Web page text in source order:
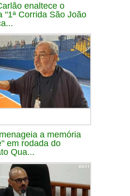
enaltece o
"1ª Corrida São João
a memória
em rodada do
Qua...